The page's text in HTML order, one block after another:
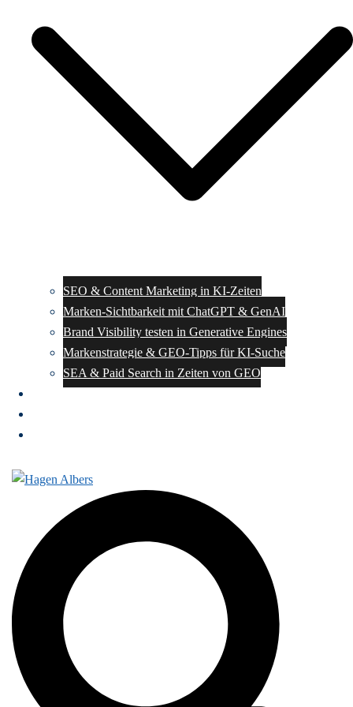
SEO & Content Marketing in KI-Zeiten
Marken-Sichtbarkeit mit ChatGPT & GenAI
Brand Visibility testen in Generative Engines
Markenstrategie & GEO-Tipps für KI-Suche
SEA & Paid Search in Zeiten von GEO